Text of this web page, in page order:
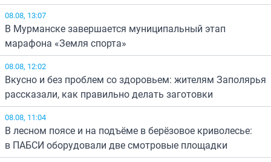
08.08, 13:07
В Мурманске завершается муниципальный этап
марафона «Земля спорта»
08.08, 12:02
Вкусно и без проблем со здоровьем: жителям Заполярья
рассказали, как правильно делать заготовки
08.08, 11:04
В лесном поясе и на подъёме в берёзовое криволесье:
в ПАБСИ оборудовали две смотровые площадки